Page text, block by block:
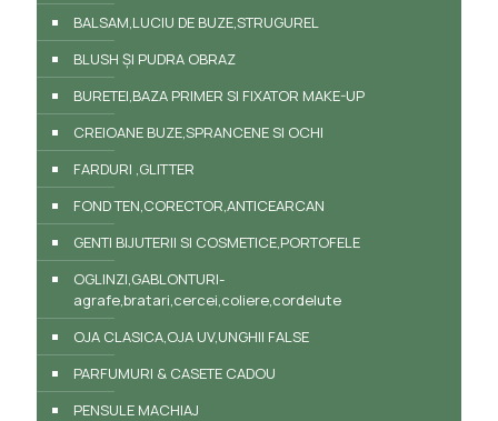
BALSAM,LUCIU DE BUZE,STRUGUREL
BLUSH ȘI PUDRA OBRAZ
BURETEI,BAZA PRIMER SI FIXATOR MAKE-UP
CREIOANE BUZE,SPRANCENE SI OCHI
FARDURI ,GLITTER
FOND TEN,CORECTOR,ANTICEARCAN
GENTI BIJUTERII SI COSMETICE,PORTOFELE
OGLINZI,GABLONTURI-
agrafe,bratari,cercei,coliere,cordelute
OJA CLASICA,OJA UV,UNGHII FALSE
PARFUMURI & CASETE CADOU
PENSULE MACHIAJ